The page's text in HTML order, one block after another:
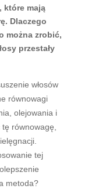
które mają
Dlaczego
można zrobić,
przestały
włosów
równowagi
olejowania i
tę równowagę,
tej
metoda?